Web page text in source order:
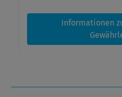
Informationen